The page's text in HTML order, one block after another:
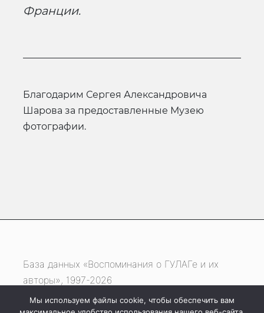
Франции.
Благодарим Сергея Александровича
Шарова за предоставленные Музею
фотографии.
База данных «Воспоминания о ГУЛАГе и их
авторы», 1997-2026
Если вы нашли ошибку, выделите фрагмент
Мы используем файлы cookie, чтобы обеспечить вам